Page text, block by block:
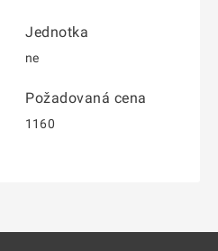
Jednotka
ne
Požadovaná cena
1160